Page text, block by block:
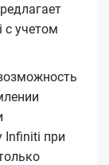
с учетом
Infiniti при